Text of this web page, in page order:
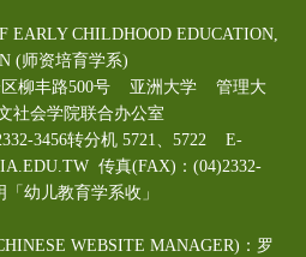
EARLY CHILDHOOD EDUCATION,
(师资培育学系)
区柳丰路500号 亚洲大学 管理大
社会学院联合办公室
3456转分机 5721、5722 E-
传真(FAX)：(04)2332-
幼儿教育学系收」
WEBSITE MANAGER)：罗